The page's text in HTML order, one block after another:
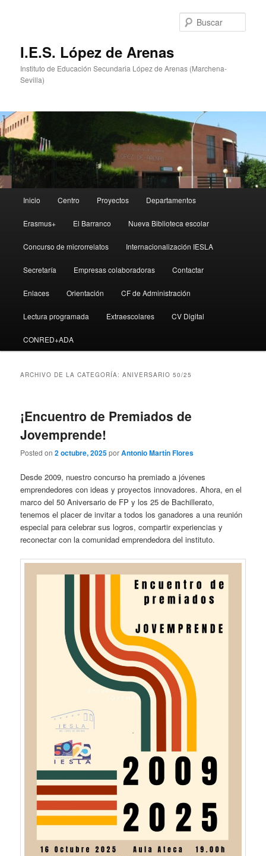
I.E.S. López de Arenas
Instituto de Educación Secundaria López de Arenas (Marchena-
Sevilla)
principal
Inicio Centro Proyectos Departamentos
Erasmus+ El Barranco Nueva Biblioteca escolar
Concurso de microrrelatos Internacionalización IESLA
Secretaría Empresas colaboradoras Contactar
Enlaces Orientación CF de Administración
Lectura programada Extraescolares CV Digital
CONRED+ADA
ARCHIVO DE LA CATEGORÍA:ANIVERSARIO 50/25
¡Encuentro de Premiados de
Jovemprende!
Posted on2 octubre, 2025porAntonio Martín Flores
Desde 2009, nuestro concurso ha premiado a jóvenes
emprendedores con ideas y proyectos innovadores. Ahora, en el
marco del 50 Aniversario de FP y los 25 de Bachillerato,
tenemos el placer de invitar a todos los ganadores a una reunión
especial para celebrar sus logros, compartir experiencias y
reconectar con la comunidad emprendedora del instituto.